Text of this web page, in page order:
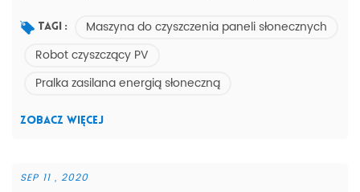
utrata sprawności może sięgać 15% lub więcej z powodu
nagromadzonego brudu na powierzchni modułów.
tradycyjny sposób VS System czyszczenia paneli
słonecznych C21 * wspólne narzędzia do czyszczenia *
Tagi :
Maszyna do czyszczenia paneli słonecznych
Robot czyszczący PV
Pralka zasilana energią słoneczną
ZOBACZ WIĘCEJ
SEP 11 , 2020